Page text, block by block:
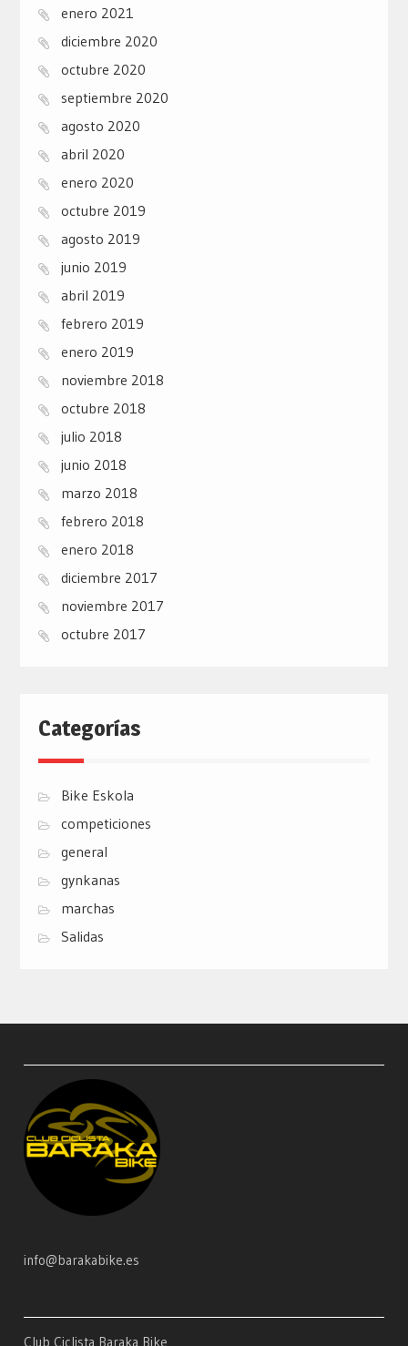
enero 2021
diciembre 2020
octubre 2020
septiembre 2020
agosto 2020
abril 2020
enero 2020
octubre 2019
agosto 2019
junio 2019
abril 2019
febrero 2019
enero 2019
noviembre 2018
octubre 2018
julio 2018
junio 2018
marzo 2018
febrero 2018
enero 2018
diciembre 2017
noviembre 2017
octubre 2017
Categorías
Bike Eskola
competiciones
general
gynkanas
marchas
Salidas
info@barakabike.es
Club Ciclista Baraka Bike